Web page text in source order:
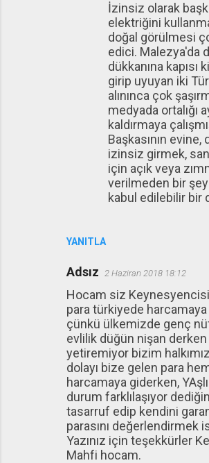
YANITLA
İzinsiz olarak
elektriğini
doğal görülmesi
edici. Malezya'da
dükkanına kapısı
girip uyuyan iki
alınınca çok
medyada ortalığı
kaldırmaya
Başkasının evine,
izinsiz girmek,
için açık veya
verilmeden bir
kabul edilebilir bir
Adsız 2 Haziran 2018 18:12
Hocam siz
para türkiyede
çünkü ülkemizde genç
evlilik düğün nişan derken
yetiremiyor bizim
dolayı bize gelen para
harcamaya giderken,
durum farklılaşıyor
tasarruf edip kendini
parasını değerlendirmek
Yazınız için teşekkürler
Mahfi hocam.